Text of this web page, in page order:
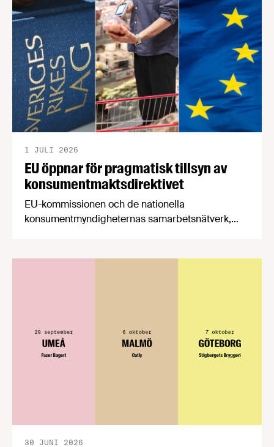
båda syftar till att bana väg för innovationer som
stärker Sveriges livsmedelsförsörjning.
EU öppnar för pragmatisk tillsyn av
konsumentmaktsdirektivet
1 JULI 2026
EU-kommissionen och de nationella
konsumentmyndigheternas samarbetsnätverk,
konsumentmaktsdirektivet. Livsmedelsföretagen
30 JUNI 2026